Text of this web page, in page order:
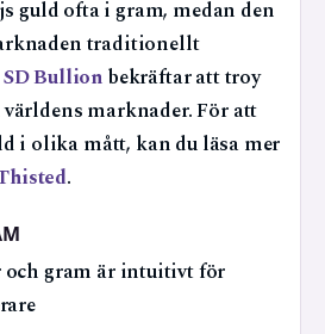
guld ofta i gram, medan den
traditionellt
SD Bullion bekräftar att troy
marknader. För att
i olika mått, kan du läsa mer
.
och gram är intuitivt för